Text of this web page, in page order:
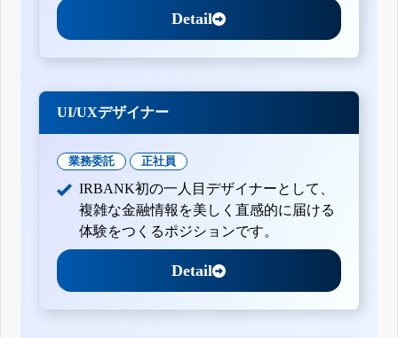
Detail
UI/UXデザイナー
業務委託 正社員
IRBANK初の一人目デザイナーとして、
複雑な金融情報を美しく直感的に届ける
体験をつくるポジションです。
Detail